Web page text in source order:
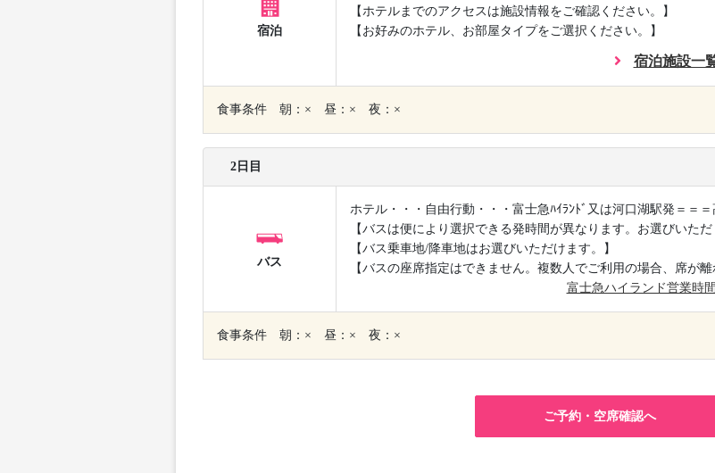
宿泊
【ホテルまでのアクセスは施設情報をご確認ください。】
【お好みのホテル、お部屋タイプをご選択ください。】
宿泊施設一
食事条件 朝：× 昼：× 夜：×
2日目
バス
ホテル・・・自由行動・・・富士急ﾊｲﾗﾝﾄﾞ又は河口湖駅発＝＝
【バスは便により選択できる発時間が異なります。お選びいただ
【バス乗車地/降車地はお選びいただけます。】
【バスの座席指定はできません。複数人でご利用の場合、席が
富士急ハイランド営業時
食事条件 朝：× 昼：× 夜：×
ご予約・空席確認へ